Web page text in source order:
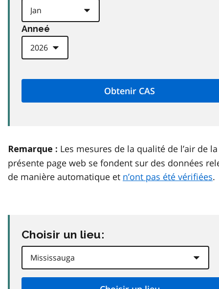
Anneé
Remarque : Les mesures de la qualité de l’air de la
présente page web se fondent sur des données
de manière automatique et n’ont pas été vérifiées.
Choisir un lieu: